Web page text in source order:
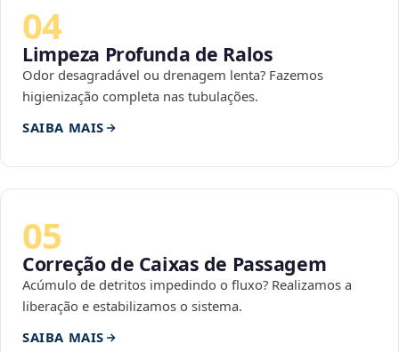
04
Limpeza Profunda de Ralos
Odor desagradável ou drenagem lenta? Fazemos
higienização completa nas tubulações.
SAIBA MAIS
05
Correção de Caixas de Passagem
Acúmulo de detritos impedindo o fluxo? Realizamos a
liberação e estabilizamos o sistema.
SAIBA MAIS